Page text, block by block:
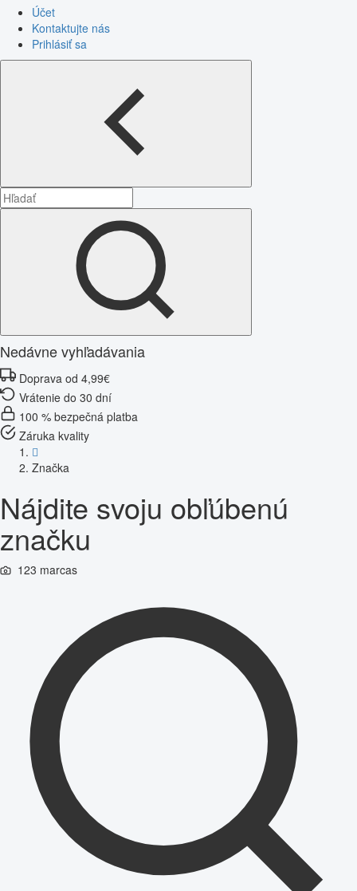
Účet
Kontaktujte nás
Prihlásiť sa
Nedávne vyhľadávania
Doprava od 4,99€
Vrátenie do 30 dní
100 % bezpečná platba
Záruka kvality
Značka
Nájdite svoju obľúbenú
značku
123 marcas